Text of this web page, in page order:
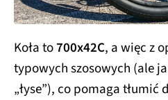
Koła to700x42C, a więc z
typowych szosowych (ale
„łyse”), co pomaga